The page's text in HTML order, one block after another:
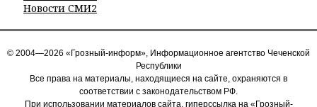
Новости СМИ2
© 2004—2026 «Грозный-информ», Информационное агентство Чеченской
Республики
Все права на материалы, находящиеся на сайте, охраняются в
соответствии с законодательством РФ.
При использовании материалов сайта, гиперссылка на «Грозный-